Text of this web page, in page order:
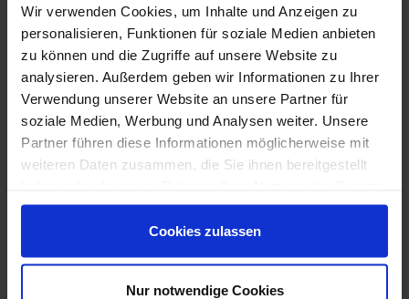
Wir verwenden Cookies, um Inhalte und Anzeigen zu
personalisieren, Funktionen für soziale Medien anbieten
zu können und die Zugriffe auf unsere Website zu
analysieren. Außerdem geben wir Informationen zu Ihrer
Verwendung unserer Website an unsere Partner für
soziale Medien, Werbung und Analysen weiter. Unsere
Partner führen diese Informationen möglicherweise mit
weiteren Daten zusammen, die Sie ihnen bereitgestellt
gesammelt haben.
Cookies zulassen
Nur notwendige Cookies